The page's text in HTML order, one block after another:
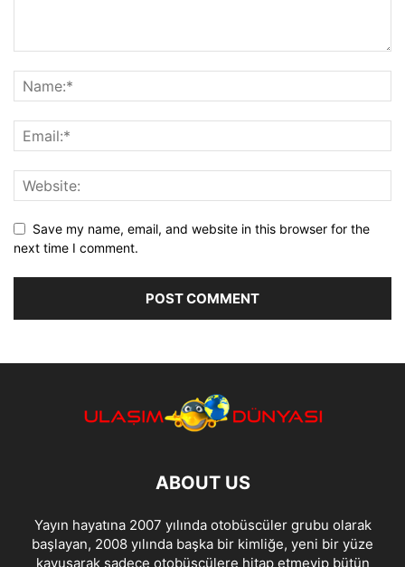
Save my name, email, and website in this browser for the
next time I comment.
ABOUT US
Yayın hayatına 2007 yılında otobüscüler grubu olarak
başlayan, 2008 yılında başka bir kimliğe, yeni bir yüze
kavuşarak sadece otobüsçülere hitap etmeyip bütün